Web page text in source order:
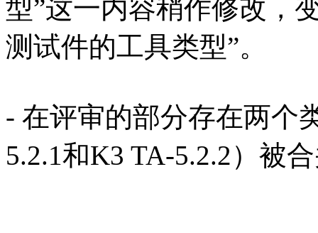
型”这一内容稍作修改，
测试件的工具类型”。
- 在评审的部分存在两个
5.2.1和K3 TA-5.2.2）被